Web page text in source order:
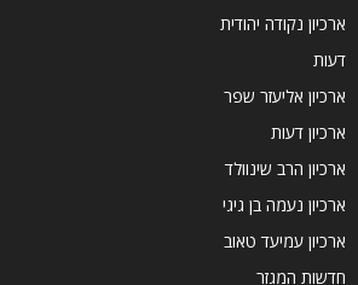
ארכיון נקודה יהודית
דעות
ארכיון אליעזר שפר
ארכיון דעות
ארכיון הרב שינוולד
ארכיון נעמה בן גיגי
ארכיון עמיעד טאוב
חדשות המגזר